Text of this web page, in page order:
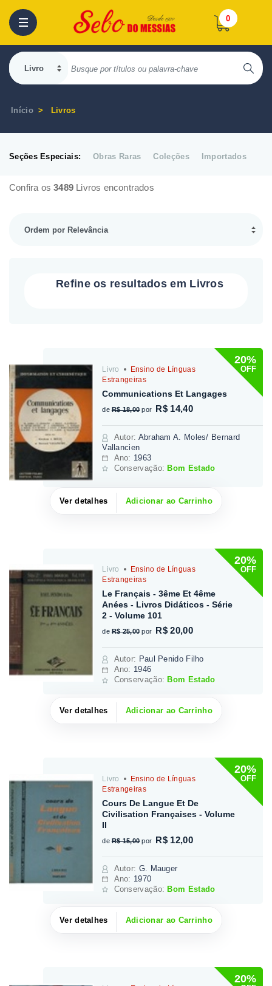
0
Início Livros
Seções Especiais: Obras Raras Coleções Importados
Confira os3489 Livros encontrados
Refine os resultados em Livros
20%
OFF
Livro
Ensino de Línguas
Estrangeiras
Communications Et Langages
de R$ 18,00 por R$ 14,40
Autor: Abraham A. Moles/ Bernard
Vallancien
Ano: 1963
Conservação:Bom Estado
Ver detalhes Adicionar ao Carrinho
20%
OFF
Livro
Ensino de Línguas
Estrangeiras
Le Français - 3ême Et 4ême
Anées - Livros Didáticos - Série
2 - Volume 101
de R$ 25,00 por R$ 20,00
Autor: Paul Penido Filho
Ano: 1946
Conservação: Bom Estado
Ver detalhes Adicionar ao Carrinho
20%
OFF
Livro
Ensino de Línguas
Estrangeiras
Cours De Langue Et De
Civilisation Françaises - Volume
II
de R$ 15,00 por R$ 12,00
Autor: G. Mauger
Ano: 1970
Conservação: Bom Estado
Ver detalhes Adicionar ao Carrinho
20%